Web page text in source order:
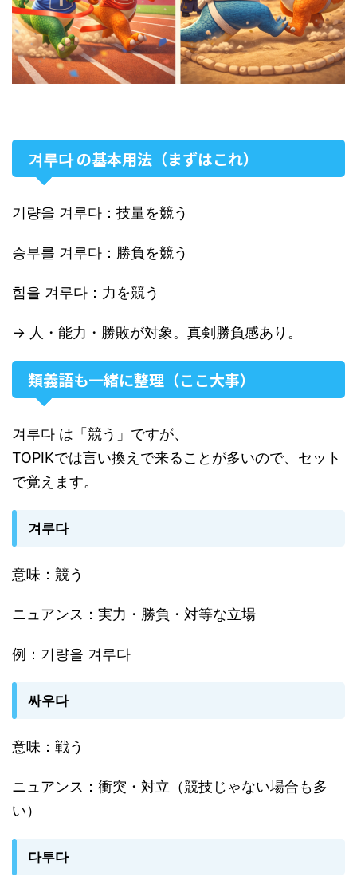
겨루다 の基本用法（まずはこれ）
기량을 겨루다：技量を競う
승부를 겨루다：勝負を競う
힘을 겨루다：力を競う
→ 人・能力・勝敗が対象。真剣勝負感あり。
類義語も一緒に整理（ここ大事）
겨루다 は「競う」ですが、
TOPIKでは言い換えで来ることが多いので、セット
で覚えます。
겨루다
意味：競う
ニュアンス：実力・勝負・対等な立場
例：기량을 겨루다
싸우다
意味：戦う
ニュアンス：衝突・対立（競技じゃない場合も多
い）
다투다